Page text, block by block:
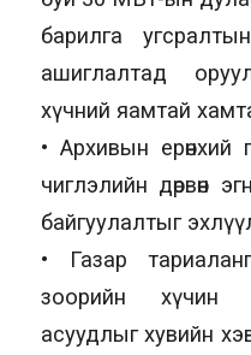
барилга
ашиглалтад
хүчний яамтай
• Архивын ерөнхий
чиглэлийн дөрвөн
байгуулалтыг
• Газар
зоорийн хүчин
асуудлыг хувийн